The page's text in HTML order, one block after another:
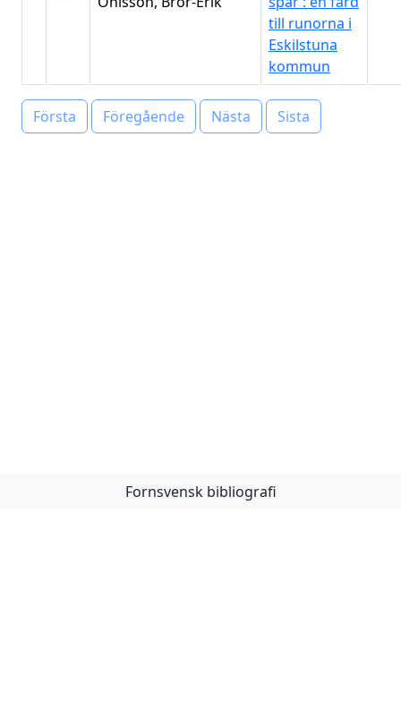
till runorna i
Eskilstuna
kommun
Första Föregående Nästa Sista
Fornsvensk bibliografi